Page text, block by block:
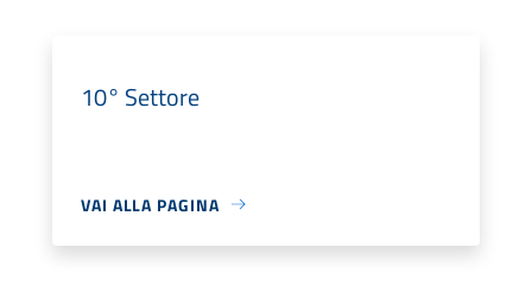
10° Settore
VAI ALLA PAGINA